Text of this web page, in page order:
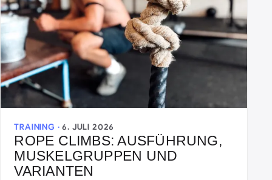
TRAINING ·6. JULI 2026
ROPE CLIMBS: AUSFÜHRUNG,
MUSKELGRUPPEN UND
VARIANTEN